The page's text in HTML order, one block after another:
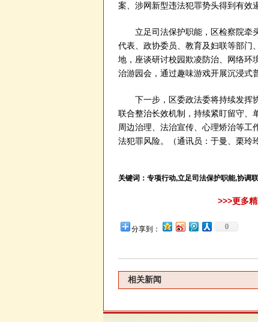
案、涉网新型违法犯罪势头得到有效
立足司法保护职能，区检察院牵头
代表、政协委员、教育及妇联等部门
地，座谈研讨校园欺凌防治、网络环
治游园会，通过趣味游戏开展沉浸式
下一步，区委政法委将持续发挥协
联合整治长效机制，持续紧盯留守、
周边治理、法治宣传、心理矫治等工
法犯罪风险。
（通讯员：于曼、栗玲
关键词： 专项行动,立足司法保护职能,协调
>>>更多
分享到： 0
相关新闻